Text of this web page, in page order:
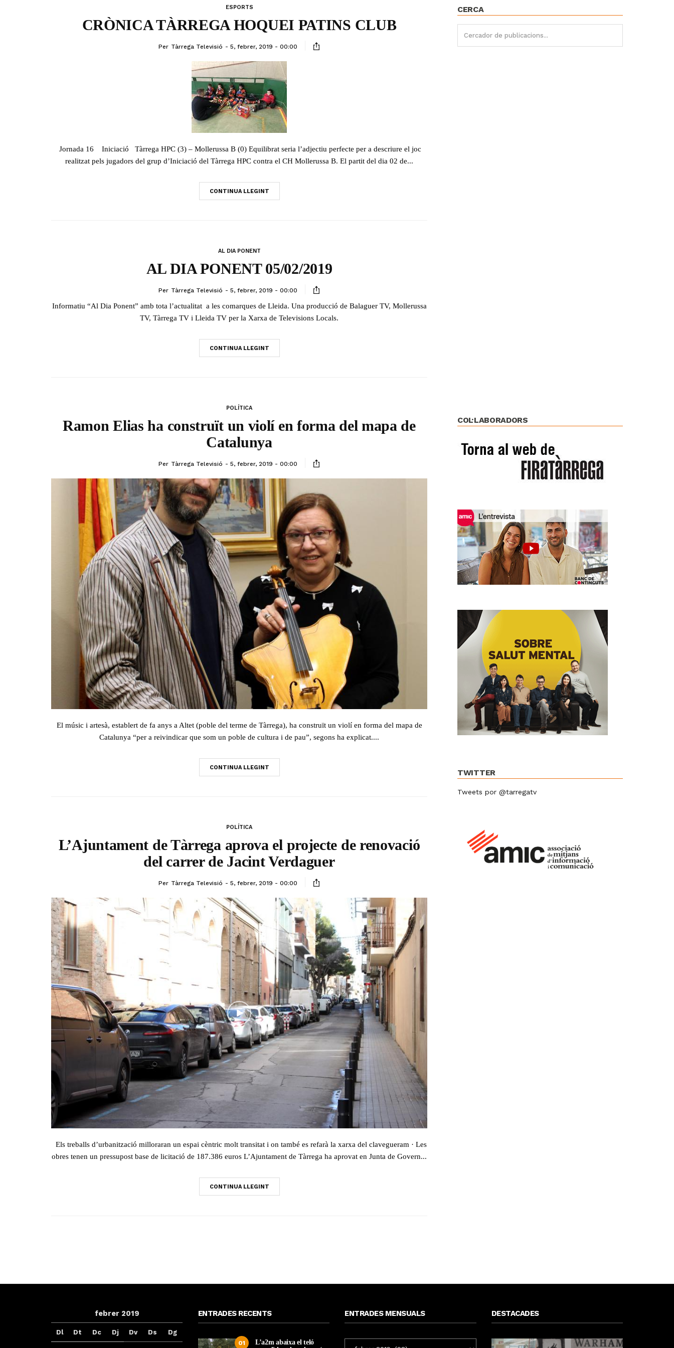
ESPORTS
CRÒNICA TÀRREGA HOQUEI PATINS CLUB
Per Tàrrega Televisió 5, febrer, 2019 - 00:00
Jornada 16 Iniciació Tàrrega HPC (3) – Mollerussa B (0) Equilibrat seria l’adjectiu perfecte per a descriure el joc
realitzat pels jugadors del grup d’Iniciació del Tàrrega HPC contra el CH Mollerussa B. El partit del dia 02 de...
CONTINUA LLEGINT
AL DIA PONENT
AL DIA PONENT 05/02/2019
Per Tàrrega Televisió 5, febrer, 2019 - 00:00
Informatiu “Al Dia Ponent” amb tota l’actualitat a les comarques de Lleida. Una producció de Balaguer TV, Mollerussa
TV, Tàrrega TV i Lleida TV per la Xarxa de Televisions Locals.
CONTINUA LLEGINT
POLÍTICA
Ramon Elias ha construït un violí en forma del mapa de
Catalunya
Per Tàrrega Televisió 5, febrer, 2019 - 00:00
El músic i artesà, establert de fa anys a Altet (poble del terme de Tàrrega), ha construït un violí en forma del mapa de
Catalunya “per a reivindicar que som un poble de cultura i de pau”, segons ha explicat....
CONTINUA LLEGINT
POLÍTICA
L’Ajuntament de Tàrrega aprova el projecte de renovació
del carrer de Jacint Verdaguer
Per Tàrrega Televisió 5, febrer, 2019 - 00:00
Els treballs d’urbanització milloraran un espai cèntric molt transitat i on també es refarà la xarxa del clavegueram · Les
obres tenen un pressupost base de licitació de 187.386 euros L’Ajuntament de Tàrrega ha aprovat en Junta de Govern...
CONTINUA LLEGINT
CERCA
COL·LABORADORS
TWITTER
Tweets por @tarregatv
febrer 2019
Dl Dt Dc Dj Dv Ds Dg
ENTRADES RECENTS
01
L’a2m abaixa el teló
ENTRADES MENSUALS DESTACADES